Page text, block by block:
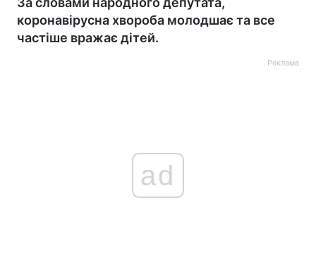
коронавірусна хвороба молодшає та все
частіше вражає дітей.
Реклама
ad